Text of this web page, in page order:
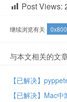
Post Views:
继续浏览有关
与本文相关的文
【已解决】
【已解决】Mac